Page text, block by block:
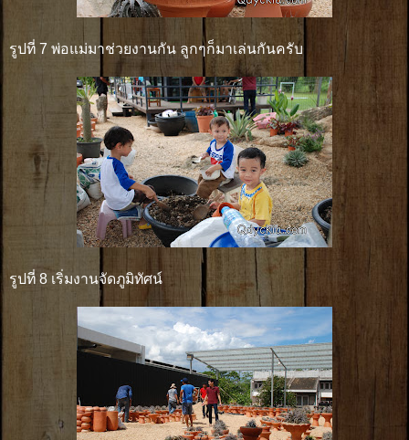
รูปที่ 7 พ่อแม่มาช่วยงานกัน ลูกๆก็มาเล่นกันครับ
รูปที่ 8 เริ่มงานจัดภูมิทัศน์